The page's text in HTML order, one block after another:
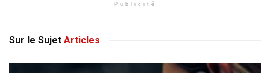
Publicité
Sur le Sujet Articles